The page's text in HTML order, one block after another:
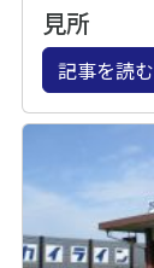
見所
記事を読む